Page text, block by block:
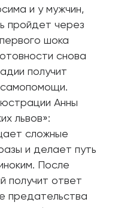
и у мужчин,
пройдет через
шока
снова
получит
самопомощи.
Анны
львов»:
сложные
и делает путь
После
получит ответ
предательства